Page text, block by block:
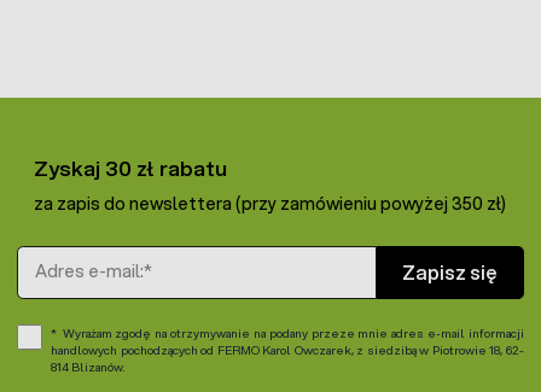
Zyskaj 30 zł rabatu
za zapis do newslettera (przy zamówieniu powyżej 350 zł)
Adres e-mail
Zapisz się
Wyrażam zgodę na otrzymywanie na podany przeze mnie adres e-mail informacji
handlowych pochodzących od FERMO Karol Owczarek, z siedzibą w Piotrowie 18, 62-
814 Blizanów.